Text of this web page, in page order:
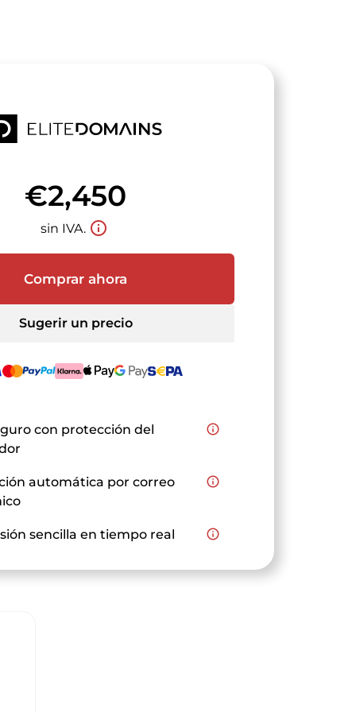
€2,450
sin IVA. info_outline
Comprar ahora
Sugerir un precio
con protección del
info_outline
automática por correo
info_outline
sencilla en tiempo real info_outline